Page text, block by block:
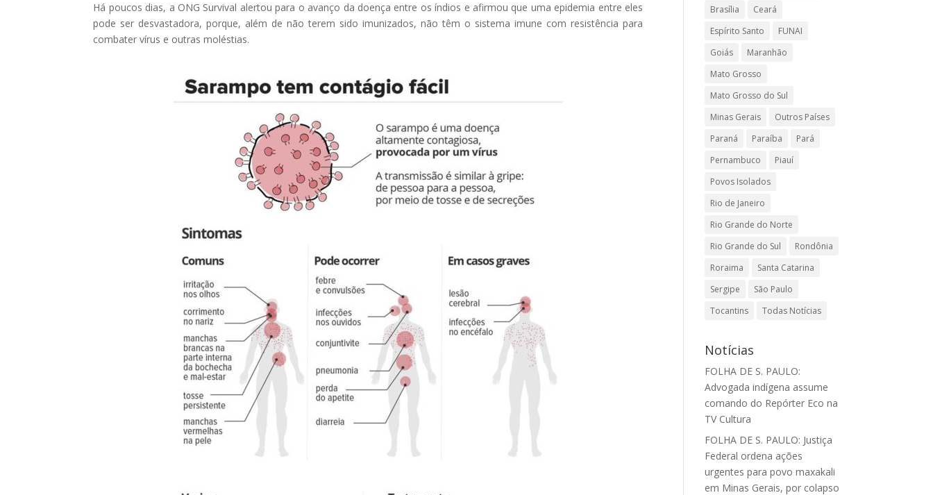
Há poucos dias, a ONG Survival alertou para o avanço da doença entre os índios e afirmou que uma epidemia entre eles
pode ser desvastadora, porque, além de não terem sido imunizados, não têm o sistema imune com resistência para
combater vírus e outras moléstias.
Brasília
Ceará
Espírito Santo
FUNAI
Goiás
Maranhão
Mato Grosso
Mato Grosso do Sul
Minas Gerais
Outros Países
Paraná
Paraíba
Pará
Pernambuco
Piauí
Povos Isolados
Rio de Janeiro
Rio Grande do Norte
Rio Grande do Sul
Rondônia
Roraima
Santa Catarina
Sergipe
São Paulo
Tocantins
Todas Notícias
Notícias
FOLHA DE S. PAULO:
Advogada indígena assume
comando do Repórter Eco na
TV Cultura
FOLHA DE S. PAULO: Justiça
Federal ordena ações
urgentes para povo maxakali
em Minas Gerais, por colapso